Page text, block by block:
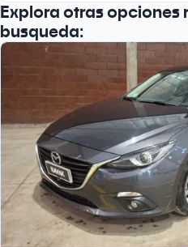
Explora otras opciones
busqueda: